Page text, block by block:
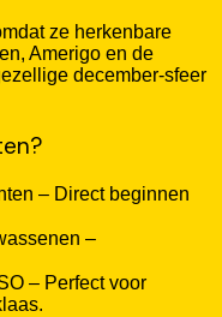
ze herkenbare
Amerigo en de
december-sfeer
– Direct beginnen
–
– Perfect voor